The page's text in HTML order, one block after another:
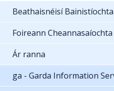
Beathaisnéisí Bainistíochta
Foireann
Ár ranna
ga - Garda Information